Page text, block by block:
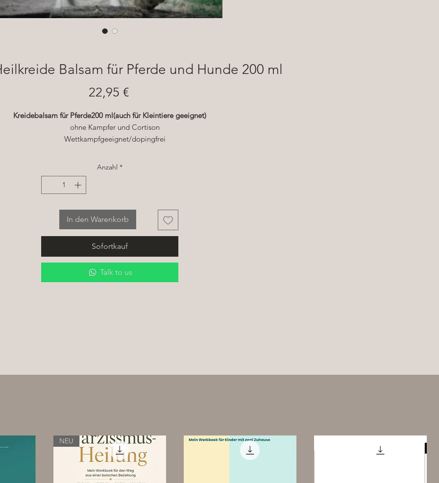
Balsam für Pferde und Hunde 200 ml
22,95 €Preis
Kreidebalsam für Pferde200 ml(auch für Kleintiere geeignet)
ohne Kampfer und Cortison
Wettkampfgeeignet/dopingfrei
Beruhigender, entspannender und wohltuender Balsam zur Massage
und Pflege von Sehnen, Bändern und Gelenken
kann den Abbau schädlicher Stoffwechselendprodukte im Gewebe
kann auf natürliche Weise die Regeneration der Haut beschleunigen
kann durchblutungsfördernd wirken
Zum Auftragen und Massieren
Calcium Carbonate, Aqua, Simmondsia Chinensis Seed Oil,
Lanolin, Cetearyl Alcohol, Sodium Chloride, Colloidal Silver,
Rosmarinus Officinalis Leaf Extract, Helianthus Annuus Seed Oil
Mauke
offene Hautstellen
Der Kreidebalsam für Pferde besteht zum größten Teil aus Rügener
Heilkreide.
Anzahl *
In den Warenkorb
Sofortkauf
Talk to us
NEU